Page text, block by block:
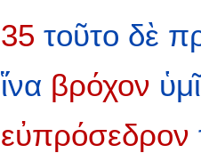
35 τοῦτο δὲ
ἵνα βρόχον
εὐπρόσεδρον